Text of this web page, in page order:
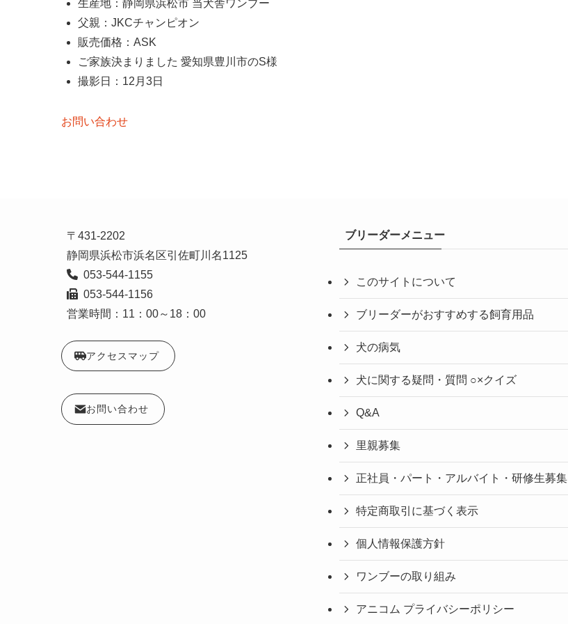
生産地：静岡県浜松市 当犬舎ワンブー
父親：JKCチャンピオン
販売価格：ASK
ご家族決まりました 愛知県豊川市のS様
撮影日：12月3日
お問い合わせ
〒431-2202
  053-544-1156
営業時間：11：00～18：00
アクセスマップ
お問い合わせ
ブリーダーメニュー
このサイトについて
ブリーダーがおすすめする飼育用品
犬の病気
犬に関する疑問・質問 ○×クイズ
Q&A
里親募集
正社員・パート・アルバイト・研修生募集
特定商取引に基づく表示
個人情報保護方針
ワンブーの取り組み
アニコム プライバシーポリシー